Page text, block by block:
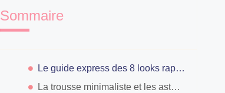
Sommaire
Le guide express des 8 looks rapides pour mamans pressées et manquant de temps
La trousse minimaliste et les astuces produits pour maquiller vite et bien au quotidien